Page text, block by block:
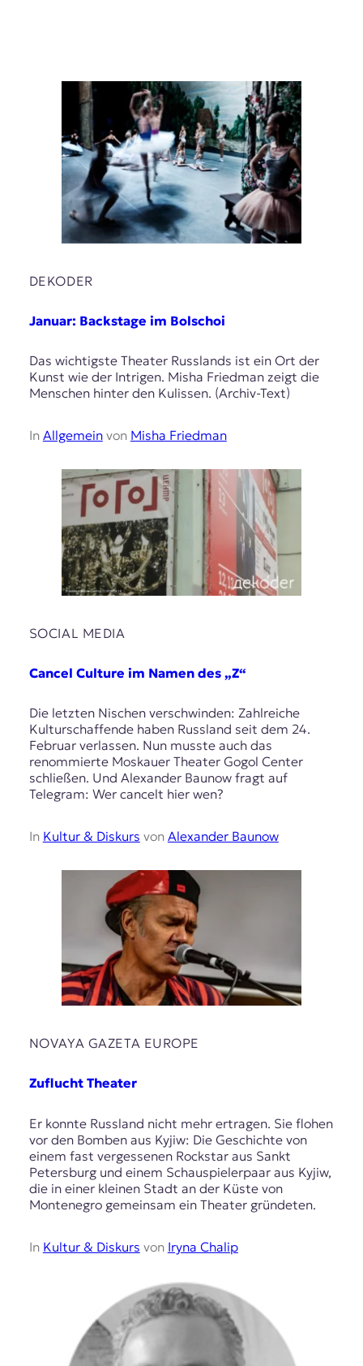
DEKODER
Januar: Backstage im Bolschoi
Das wichtigste Theater Russlands ist ein Ort der
Kunst wie der Intrigen. Misha Friedman zeigt die
Menschen hinter den Kulissen. (Archiv-Text)
In Allgemeinvon Misha Friedman
SOCIAL MEDIA
Cancel Culture im Namen des „Z“
Die letzten Nischen verschwinden: Zahlreiche
Kulturschaffende haben Russland seit dem 24.
Februar verlassen. Nun musste auch das
renommierte Moskauer Theater Gogol Center
schließen. Und Alexander Baunow fragt auf
Telegram: Wer cancelt hier wen?
In Kultur & Diskurs von Alexander Baunow
NOVAYA GAZETA EUROPE
Zuflucht Theater
Er konnte Russland nicht mehr ertragen. Sie flohen
vor den Bomben aus Kyjiw: Die Geschichte von
einem fast vergessenen Rockstar aus Sankt
Petersburg und einem Schauspielerpaar aus Kyjiw,
die in einer kleinen Stadt an der Küste von
Montenegro gemeinsam ein Theater gründeten.
In Kultur & Diskurs von Iryna Chalip